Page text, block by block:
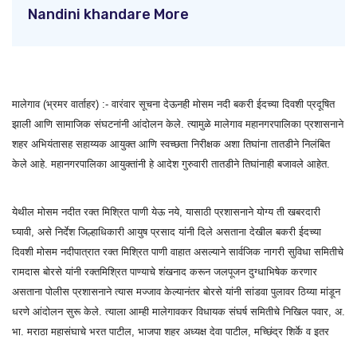
Nandini khandare More
मालेगाव (भ्रमर वार्ताहर) :- वारंवार सूचना देऊनही मोसम नदी बकरी ईदच्या दिवशी प्रदूषित
झाली आणि सामाजिक संघटनांनी आंदोलन केले. त्यामुळे मालेगाव महानगरपालिका प्रशासनाने
शहर अभियंतासह सहाय्यक आयुक्त आणि स्वच्छता निरीक्षक अशा तिघांना तातडीने निलंबित
केले आहे. महानगरपालिका आयुक्तांनी हे आदेश गुरुवारी तातडीने तिघांनाही बजावले आहेत.
येथील मोसम नदीत रक्त मिश्रित पाणी येऊ नये, यासाठी प्रशासनाने योग्य ती खबरदारी
घ्यावी, असे निर्देश जिल्हाधिकारी आयुष प्रसाद यांनी दिले असताना देखील बकरी ईदच्या
दिवशी मोसम नदीपात्रात रक्त मिश्रित पाणी वाहात असल्याने सार्वजिक नागरी सुविधा समितीचे
रामदास बोरसे यांनी रक्तमिश्रित पाण्याचे शंखनाद करून जलपूजन दुग्धाभिषेक करणार
असताना पोलीस प्रशासनाने त्यास मज्जाव केल्यानंतर बोरसे यांनी सांडवा पुलावर ठिय्या मांडून
धरणे आंदोलन सुरू केले. त्याला आम्ही मालेगावकर विधायक संघर्ष समितीचे निखिल पवार, अ.
भा. मराठा महासंघाचे भरत पाटील, भाजपा शहर अध्यक्ष देवा पाटील, मच्छिंद्र शिर्के व इतर